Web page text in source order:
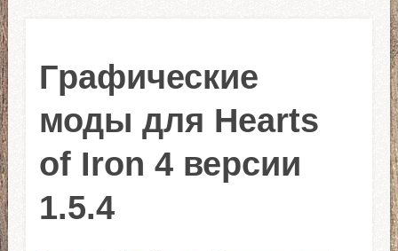
Графические
моды для Hearts
of Iron 4 версии
1.5.4